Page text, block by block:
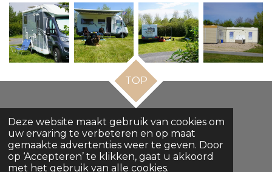
Deze website maakt gebruik van cookies om
uw ervaring te verbeteren en op maat
gemaakte advertenties weer te geven. Door
op ‘Accepteren’ te klikken, gaat u akkoord
met het gebruik van alle cookies.
TOP
Privacyverklaring
Algemene voorwaarden
General Terms and Conditions
Allgemeine Geschäftsbedingungen